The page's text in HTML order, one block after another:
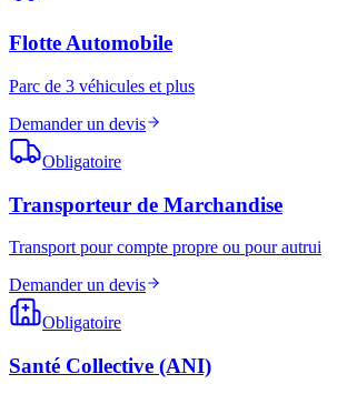
Flotte Automobile
Parc de 3 véhicules et plus
Demander un devis
Obligatoire
Transporteur de Marchandise
Transport pour compte propre ou pour autrui
Demander un devis
Obligatoire
Santé Collective (ANI)